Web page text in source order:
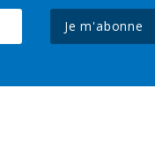
Je m'abonne